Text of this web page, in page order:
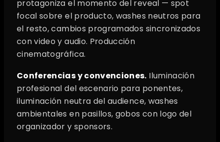
protagoniza el momento del reveal — spot
focal sobre el producto, washes neutros para
el resto, cambios programados sincronizados
con video y audio. Producción
cinematográfica.
Conferencias y convenciones. Iluminación
profesional del escenario para ponentes,
iluminación neutra del audience, washes
ambientales en pasillos, gobos con logo del
organizador y sponsors.